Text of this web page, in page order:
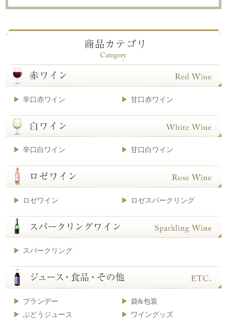
辛口赤ワイン 甘口赤ワイン
辛口白ワイン 甘口白ワイン
ロゼワイン ロゼスパークリング
スパークリング
ブランデー
袋&包装
ぶどうジュース
ワイングッズ